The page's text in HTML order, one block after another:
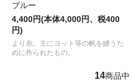
ブルー
4,400円(本体4,000円、税400
円)
より糸。主にヨット等の帆を縫うた
めに作られたもの。
14商品中